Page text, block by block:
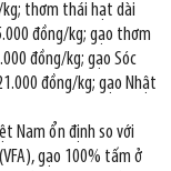
kg; thơm thái hạt dài
đồng/kg; gạo thơm
đồng/kg; gạo Sóc
đồng/kg; gạo Nhật
Nam ổn định so với
gạo 100% tấm ở